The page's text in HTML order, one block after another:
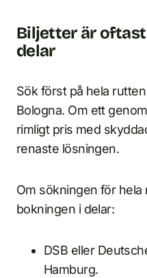
Biljetter är
delar
Sök först på hela
Bologna. Om ett
rimligt pris med
renaste lösningen.
Om sökningen för hela
bokningen i delar:
DSB eller
Hamburg.